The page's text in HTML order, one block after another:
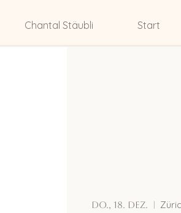
Chantal Stäubli Start
Do., 18. Dez.
  |